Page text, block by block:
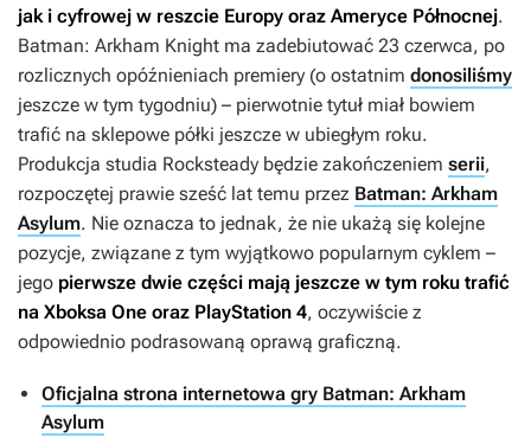
jak i cyfrowej w reszcie Europy oraz Ameryce Północnej.
Batman: Arkham Knight ma zadebiutować 23 czerwca, po
rozlicznych opóźnieniach premiery (o ostatnim donosiliśmy
jeszcze w tym tygodniu) – pierwotnie tytuł miał bowiem
trafić na sklepowe półki jeszcze w ubiegłym roku.
Produkcja studia Rocksteady będzie zakończeniem serii,
rozpoczętej prawie sześć lat temu przez Batman: Arkham
Asylum. Nie oznacza to jednak, że nie ukażą się kolejne
pozycje, związane z tym wyjątkowo popularnym cyklem –
jego pierwsze dwie części mają jeszcze w tym roku trafić
na Xboksa One oraz PlayStation 4, oczywiście z
odpowiednio podrasowaną oprawą graficzną.
Oficjalna strona internetowa gry Batman: Arkham
Asylum